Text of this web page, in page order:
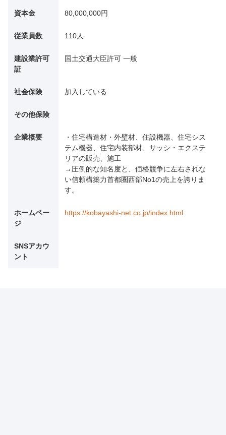
資本金 80,000,000円
従業員数 110人
建設業許可
証
国土交通大臣許可 一般
社会保険 加入している
その他保険
企業概要
・住宅構造材・外壁材、住設機器、住宅シス
テム機器、住宅内装部材、サッシ・エクステ
リアの販売、施工
→圧倒的な知名度と、価格競争に左右されな
い信頼構築力首都圏西部No1の売上を誇りま
す。
ホームペー
ジ
https://kobayashi-net.co.jp/index.html
SNSアカウ
ント